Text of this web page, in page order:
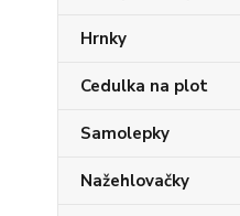
Hrnky
Cedulka na plot
Samolepky
Nažehlovačky